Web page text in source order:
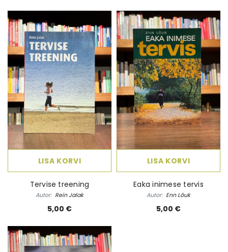
LISA KORVI
Tervise treening
Autor: Rein Jalak
5,00 €
LISA KORVI
Eaka inimese tervis
Autor: Enn Lõuk
5,00 €